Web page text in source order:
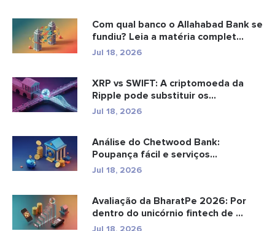
Com qual banco o Allahabad Bank se
fundiu? Leia a matéria complet...
Jul 18, 2026
XRP vs SWIFT: A criptomoeda da
Ripple pode substituir os
pagamento...
Jul 18, 2026
Análise do Chetwood Bank:
Poupança fácil e serviços
bancários...
Jul 18, 2026
Avaliação da BharatPe 2026: Por
dentro do unicórnio fintech de ...